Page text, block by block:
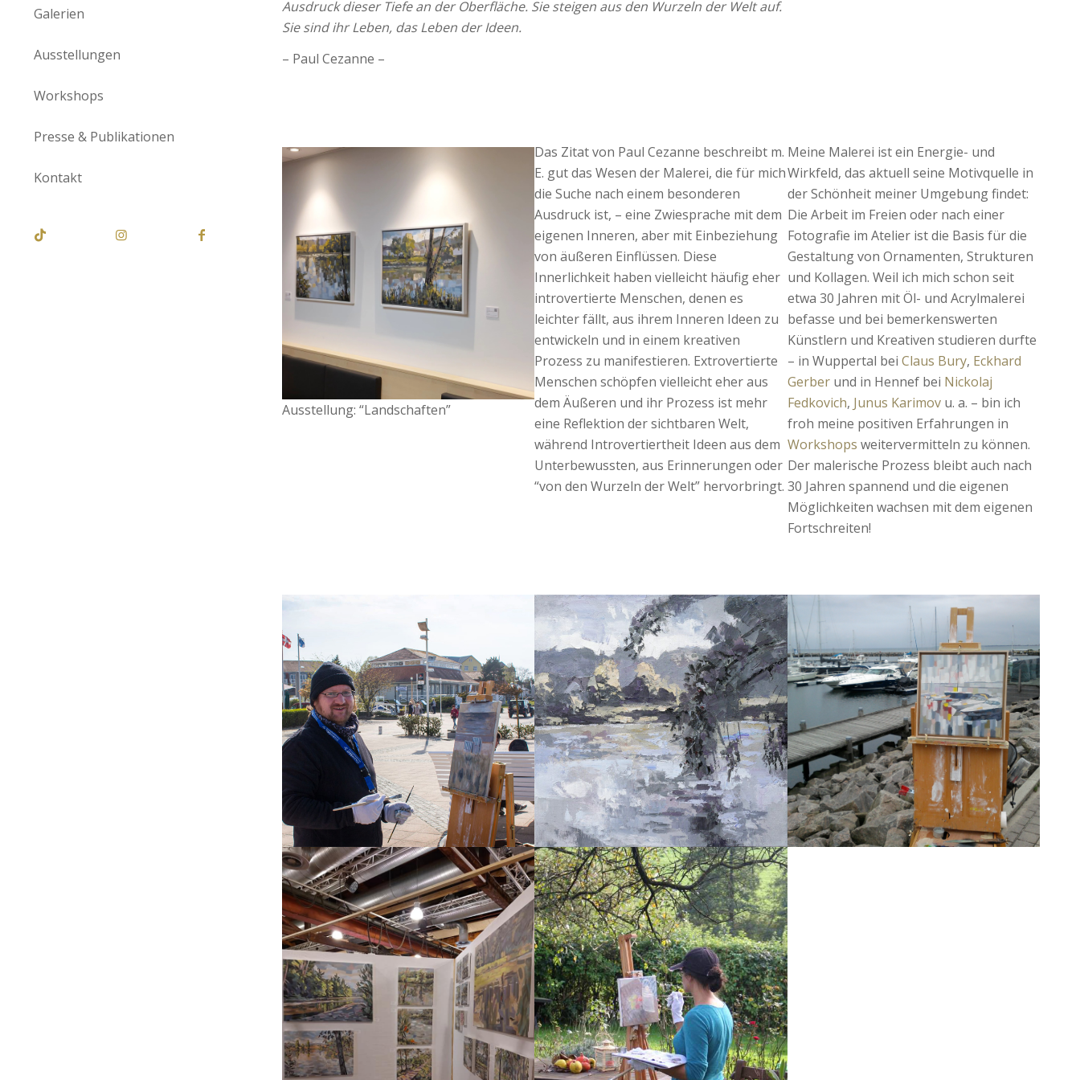
Galerien
Ausstellungen
Workshops
Presse & Publikationen
Kontakt
Ausdruck dieser Tiefe an der Oberfläche. Sie steigen aus den Wurzeln der Welt auf.
Sie sind ihr Leben, das Leben der Ideen.
– Paul Cezanne –
Ausstellung: “Landschaften”
Das Zitat von Paul Cezanne beschreibt m.
E. gut das Wesen der Malerei, die für mich
die Suche nach einem besonderen
Ausdruck ist, – eine Zwiesprache mit dem
eigenen Inneren, aber mit Einbeziehung
von äußeren Einflüssen. Diese
Innerlichkeit haben vielleicht häufig eher
introvertierte Menschen, denen es
leichter fällt, aus ihrem Inneren Ideen zu
entwickeln und in einem kreativen
Prozess zu manifestieren. Extrovertierte
Menschen schöpfen vielleicht eher aus
dem Äußeren und ihr Prozess ist mehr
eine Reflektion der sichtbaren Welt,
während Introvertiertheit Ideen aus dem
Unterbewussten, aus Erinnerungen oder
“von den Wurzeln der Welt” hervorbringt.
Meine Malerei ist ein Energie- und
Wirkfeld, das aktuell seine Motivquelle in
der Schönheit meiner Umgebung findet:
Die Arbeit im Freien oder nach einer
Fotografie im Atelier ist die Basis für die
Gestaltung von Ornamenten, Strukturen
und Kollagen. Weil ich mich schon seit
etwa 30 Jahren mit Öl- und Acrylmalerei
befasse und bei bemerkenswerten
Künstlern und Kreativen studieren durfte
– in Wuppertal bei Claus Bury, Eckhard
Gerberund in Hennef bei Nickolaj
Fedkovich, Junus Karimovu. a. – bin ich
froh meine positiven Erfahrungen in
Workshops weitervermitteln zu können.
Der malerische Prozess bleibt auch nach
30 Jahren spannend und die eigenen
Möglichkeiten wachsen mit dem eigenen
Fortschreiten!